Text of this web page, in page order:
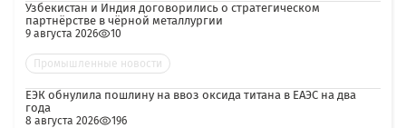
Узбекистан и Индия договорились о стратегическом
партнёрстве в чёрной металлургии
9 августа 2026 10
Промышленные новости
ЕЭК обнулила пошлину на ввоз оксида титана в ЕАЭС на два
года
8 августа 2026 196